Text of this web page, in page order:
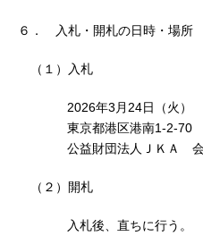
６． 入札・開札の日時・場所
（１）入札
2026年3月24日（火）
東京都港区港南1-2-70
公益財団法人ＪＫＡ
（２）開札
入札後、直ちに行う。